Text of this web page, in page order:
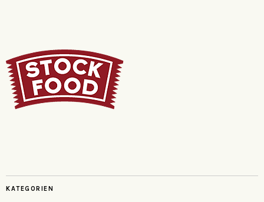
KATEGORIEN